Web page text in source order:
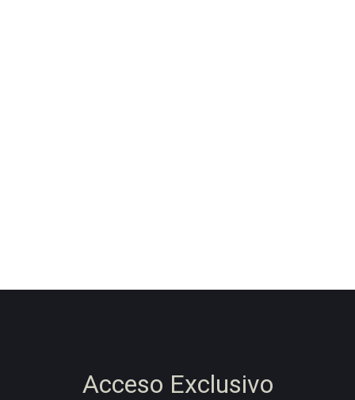
Acceso Exclusivo